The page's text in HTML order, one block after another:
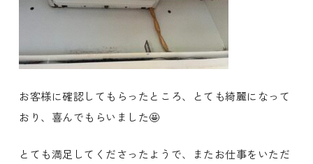
お客様に確認してもらったところ、とても綺麗になって
おり、喜んでもらいました🤩
とても満足してくださったようで、またお仕事をいただ